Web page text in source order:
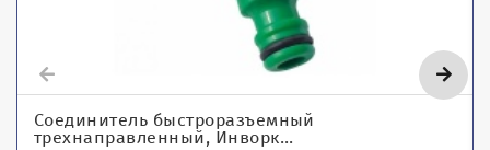
Соединитель быстроразъемный
трехнаправленный, Инворк...